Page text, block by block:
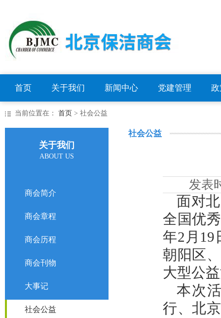
首页 关于我们 新闻中心 党建管理
当前位置在： 首页 > 社会公益
关于我们
ABOUT US
商会简介
商会章程
商会历程
商会刊物
大事记
社会公益
社会公益
发表
面对
全国优
年2月19
朝阳区
大型公
本次
行、北